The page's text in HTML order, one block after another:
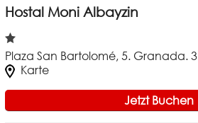
Hostal Moni Albayzin
Plaza San Bartolomé, 5. Granada. 3
Karte
Jetzt Buchen